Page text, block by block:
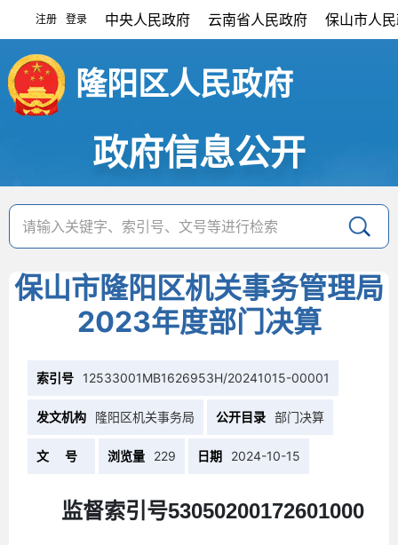
注册 登录 中央人民政府 云南省人民政府 保山市人
隆阳区人民政府
政府信息公开
保山市隆阳区机关事务管理局
2023年度部门决算
索引号 12533001MB1626953H/20241015-00001
发文机构 隆阳区机关事务局 公开目录 部门决算
文 号 浏览量 229 日期 2024-10-15
监督索引号53050200172601000